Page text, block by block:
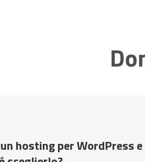
hosting per WordPress e